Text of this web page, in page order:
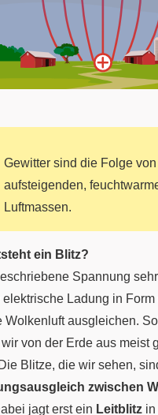
Gewitter sind die Folge von
aufsteigenden,
Luftmassen.
ein Blitz?
Spannung
elektrische Ladung in
Wolkenluft ausgleichen.
von der Erde aus meist
Blitze, die wir sehen,
zwischen
jagt erst ein Leitblitz in